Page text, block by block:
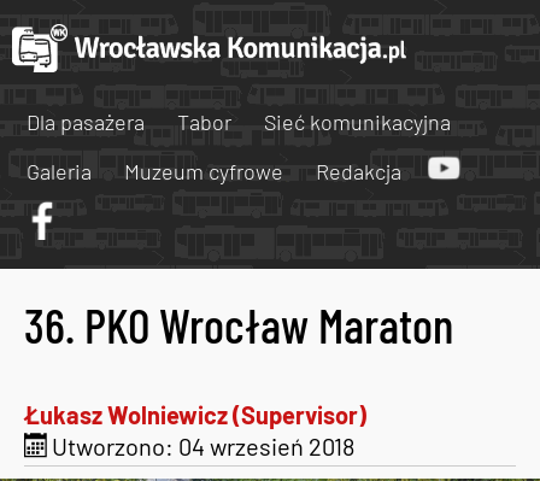
Dla pasażera Tabor
Sieć komunikacyjna
Galeria
Muzeum cyfrowe Redakcja
36. PKO Wrocław Maraton
Łukasz Wolniewicz (Supervisor)
Utworzono: 04 wrzesień 2018